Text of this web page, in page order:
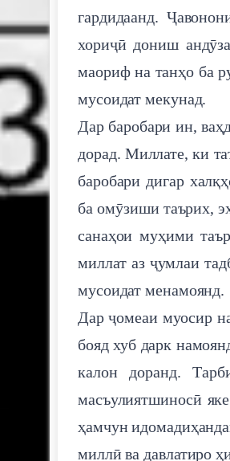
гардидаанд.
хориҷӣ дониш
маориф на танҳо ба
мусоидат мекунад.
Дар баробари ин,
дорад. Миллате, ки
баробари дигар
ба омӯзиши таърих,
санаҳои муҳими
миллат аз ҷумлаи
мусоидат менамоянд.
Дар ҷомеаи муосир
бояд хуб дарк
калон доранд.
масъулиятшиносӣ
ҳамчун
миллӣ ва давлатиро